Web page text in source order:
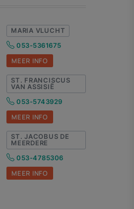
MARIA VLUCHT
053-5361675
MEER INFO
ST. FRANCISCUS
VAN ASSISIË
053-5743929
MEER INFO
ST. JACOBUS DE
MEERDERE
053-4785306
MEER INFO